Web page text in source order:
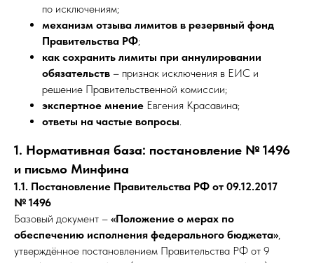
по исключениям;
механизм отзыва лимитов в резервный фонд
Правительства РФ;
как сохранить лимиты при аннулировании
обязательств – признак исключения в ЕИС и
решение Правительственной комиссии;
экспертное мнение Евгения Красавина;
ответы на частые вопросы.
1. Нормативная база: постановление № 1496
и письмо Минфина
1.1. Постановление Правительства РФ от 09.12.2017
№ 1496
Базовый документ – «Положение о мерах по
обеспечению исполнения федерального бюджета»,
утверждённое постановлением Правительства РФ от 9